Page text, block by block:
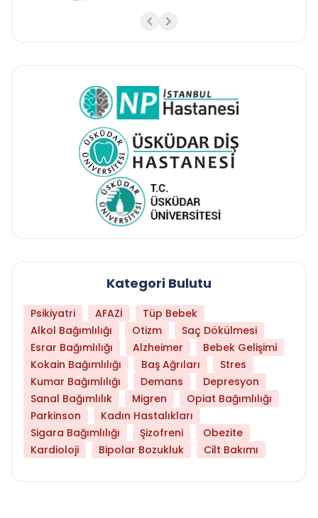
Kategori Bulutu
Psikiyatri AFAZİ
Tüp Bebek
Alkol Bağımlılığı
Otizm
Saç Dökülmesi
Esrar Bağımlılığı
Alzheimer
Bebek Gelişimi
Kokain Bağımlılığı
Baş Ağrıları
Stres
Kumar Bağımlılığı
Demans
Depresyon
Sanal Bağımlılık
Migren
Opiat Bağımlılığı
Parkinson
Kadın Hastalıkları
Sigara Bağımlılığı
Şizofreni
Obezite
Kardioloji
Bipolar Bozukluk Cilt Bakımı